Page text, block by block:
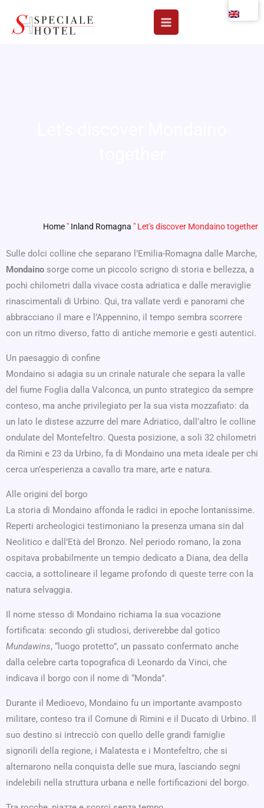
Home " Inland Romagna " Let's discover Mondaino together
Sulle dolci colline che separano l’Emilia-Romagna dalle Marche,
Mondaino sorge come un piccolo scrigno di storia e bellezza, a
pochi chilometri dalla vivace costa adriatica e dalle meraviglie
rinascimentali di Urbino. Qui, tra vallate verdi e panorami che
abbracciano il mare e l’Appennino, il tempo sembra scorrere
con un ritmo diverso, fatto di antiche memorie e gesti autentici.
Un paesaggio di confine
Mondaino si adagia su un crinale naturale che separa la valle
del fiume Foglia dalla Valconca, un punto strategico da sempre
conteso, ma anche privilegiato per la sua vista mozzafiato: da
un lato le distese azzurre del mare Adriatico, dall’altro le colline
ondulate del Montefeltro. Questa posizione, a soli 32 chilometri
da Rimini e 23 da Urbino, fa di Mondaino una meta ideale per chi
cerca un’esperienza a cavallo tra mare, arte e natura.
Alle origini del borgo
La storia di Mondaino affonda le radici in epoche lontanissime.
Reperti archeologici testimoniano la presenza umana sin dal
Neolitico e dall’Età del Bronzo. Nel periodo romano, la zona
ospitava probabilmente un tempio dedicato a Diana, dea della
caccia, a sottolineare il legame profondo di queste terre con la
natura selvaggia.
Il nome stesso di Mondaino richiama la sua vocazione
fortificata: secondo gli studiosi, deriverebbe dal gotico
Mundawins, “luogo protetto”, un passato confermato anche
dalla celebre carta topografica di Leonardo da Vinci, che
indicava il borgo con il nome di “Monda”.
Durante il Medioevo, Mondaino fu un importante avamposto
militare, conteso tra il Comune di Rimini e il Ducato di Urbino. Il
suo destino si intrecciò con quello delle grandi famiglie
signorili della regione, i Malatesta e i Montefeltro, che si
alternarono nella conquista delle sue mura, lasciando segni
indelebili nella struttura urbana e nelle fortificazioni del borgo.